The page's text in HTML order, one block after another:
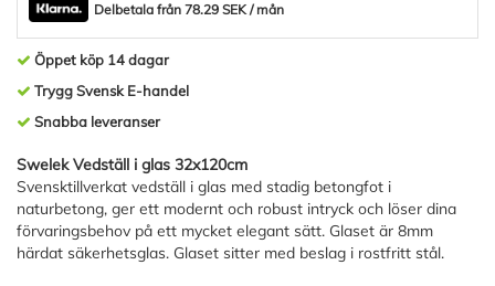
Delbetala från 78.29 SEK / mån
Öppet köp 14 dagar
Trygg Svensk E-handel
Snabba leveranser
Swelek Vedställ i glas 32x120cm
Svensktillverkat vedställ i glas med stadig betongfot i
naturbetong, ger ett modernt och robust intryck och löser dina
förvaringsbehov på ett mycket elegant sätt. Glaset är 8mm
härdat säkerhetsglas. Glaset sitter med beslag i rostfritt stål.